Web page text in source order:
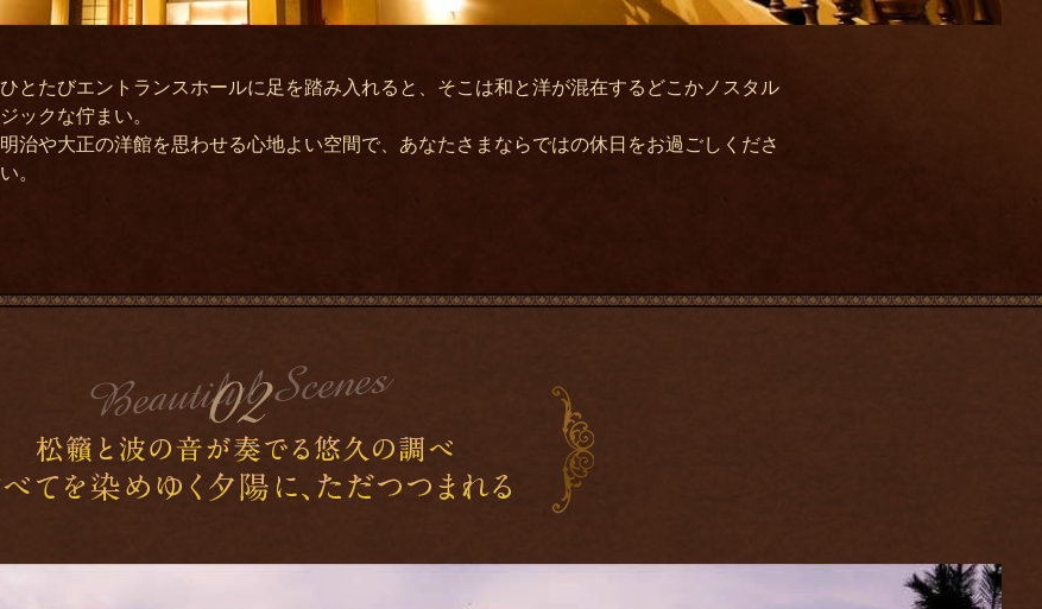
1 2 3
ひとたびエントランスホールに足を踏み入れると、そこは和と洋が混在するどこかノスタル
ジックな佇まい。
明治や大正の洋館を思わせる心地よい空間で、あなたさまならではの休日をお過ごしくださ
い。